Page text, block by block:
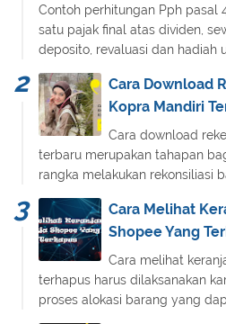
Contoh perhitungan Pph pasal
satu pajak final atas dividen,
deposito, revaluasi dan hadiah
Cara Download
Kopra Mandiri
Cara download
terbaru merupakan tahapan
rangka melakukan rekonsiliasi
Cara Melihat
Shopee Yang
Cara melihat
terhapus harus dilaksanakan
proses alokasi barang yang